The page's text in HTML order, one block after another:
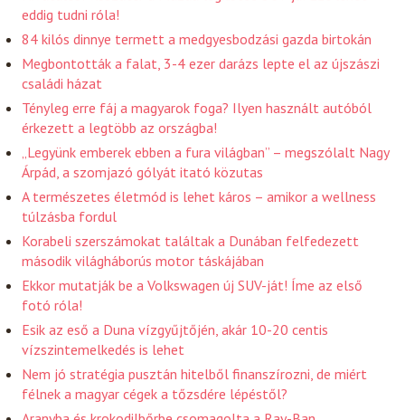
eddig tudni róla!
84 kilós dinnye termett a medgyesbodzási gazda birtokán
Megbontották a falat, 3-4 ezer darázs lepte el az újszászi
családi házat
Tényleg erre fáj a magyarok foga? Ilyen használt autóból
érkezett a legtöbb az országba!
„Legyünk emberek ebben a fura világban” – megszólalt Nagy
Árpád, a szomjazó gólyát itató közutas
A természetes életmód is lehet káros – amikor a wellness
túlzásba fordul
Korabeli szerszámokat találtak a Dunában felfedezett
második világháborús motor táskájában
Ekkor mutatják be a Volkswagen új SUV-ját! Íme az első
fotó róla!
Esik az eső a Duna vízgyűjtőjén, akár 10-20 centis
vízszintemelkedés is lehet
Nem jó stratégia pusztán hitelből finanszírozni, de miért
félnek a magyar cégek a tőzsdére lépéstől?